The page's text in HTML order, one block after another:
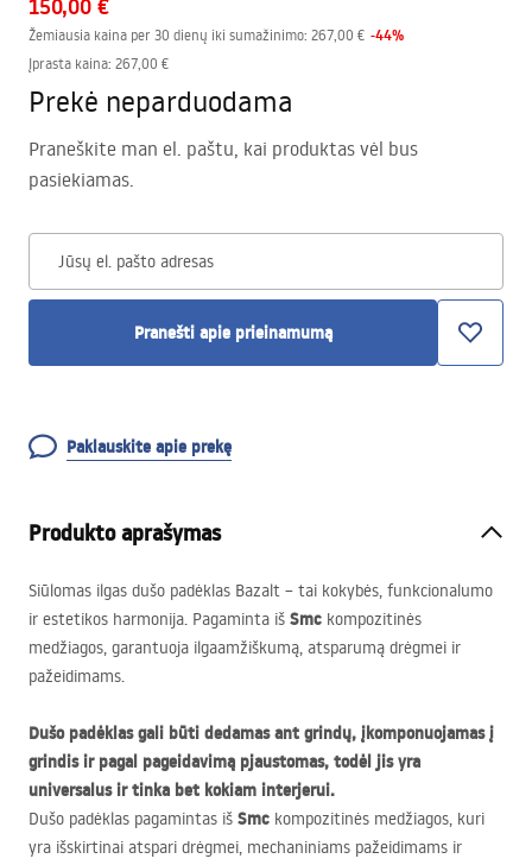
150,00 €
Žemiausia kaina per 30 dienų iki sumažinimo: 267,00 € -44%
Įprasta kaina: 267,00 €
Prekė neparduodama
Praneškite man el. paštu, kai produktas vėl bus
pasiekiamas.
Jūsų el. pašto adresas
Pranešti apie prieinamumą
Paklauskite apie prekę
Produkto aprašymas
Siūlomas ilgas dušo padėklas Bazalt – tai kokybės, funkcionalumo
ir estetikos harmonija. Pagaminta iš Smc kompozitinės
medžiagos, garantuoja ilgaamžiškumą, atsparumą drėgmei ir
pažeidimams.
Dušo padėklas gali būti dedamas ant grindų, įkomponuojamas į
grindis ir pagal pageidavimą pjaustomas, todėl jis yra
universalus ir tinka bet kokiam interjerui.
Dušo padėklas pagamintas iš Smc kompozitinės medžiagos, kuri
yra išskirtinai atspari drėgmei, mechaniniams pažeidimams ir